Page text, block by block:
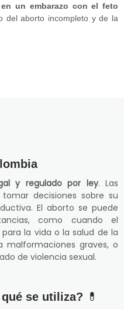
un embarazo con el feto
del aborto incompleto y de la
y regulado por ley. Las
decisiones sobre su
El aborto se puede
como cuando el
la vida o la salud de la
graves, o
de violencia sexual.
se utiliza? 💊